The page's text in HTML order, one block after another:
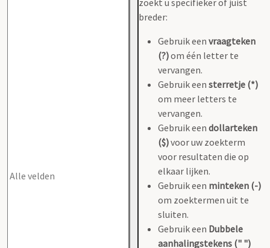
breder:
Gebruik een vraagteken
(?)om één letter te
vervangen.
Gebruik een sterretje (*)
om meer letters te
vervangen.
Gebruik een dollarteken
($)voor uw zoekterm
voor resultaten die op
elkaar lijken.
Gebruik een minteken (-)
om zoektermen uit te
sluiten.
Gebruik een Dubbele
aanhalingstekens (" ")